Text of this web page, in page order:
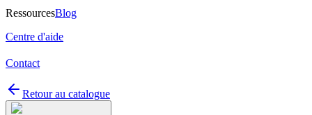
RessourcesBlog
Centre d'aide
Contact
Retour au catalogue